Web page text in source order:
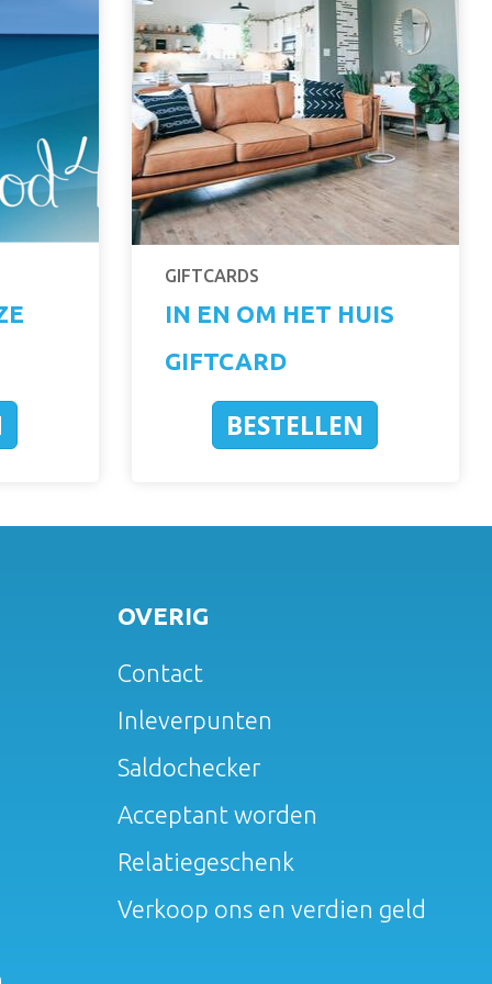
GIFTCARDS
IN EN OM HET HUIS
GIFTCARD
BESTELLEN
OVERIG
Contact
Inleverpunten
Saldochecker
Acceptant worden
Relatiegeschenk
Verkoop ons en verdien geld